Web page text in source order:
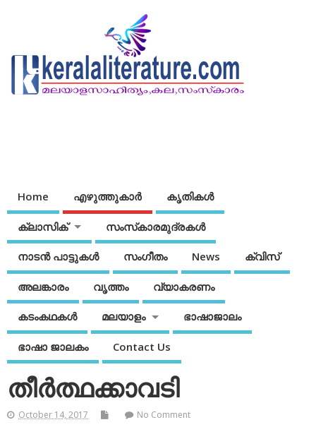
Home എഴുത്തുകാര്‍ കൃതികൾ
ക്ലാസിക് സംസ്‌കാരമുദ്രകള്‍
നാടന്‍ പാട്ടുകള്‍ സംഗീതം News ക്വിസ്
അലങ്കാരം വൃത്തം വ്യാകരണം
കടംകഥകള്‍ മലയാളം ഭാഷാജാലം
ഭാഷാ ജാലകം Contact Us
തീര്‍ത്ഥക്കാവടി
October 14, 2017 No Comment